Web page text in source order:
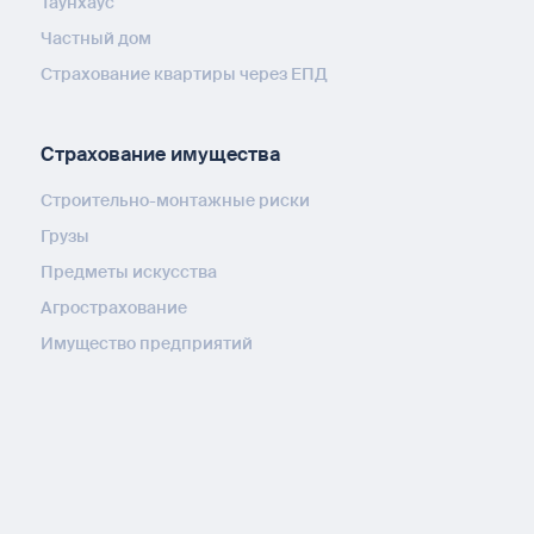
Частный дом
Страхование квартиры через ЕПД
Страхование имущества
Строительно-монтажные риски
Грузы
Предметы искусства
Агрострахование
Имущество предприятий